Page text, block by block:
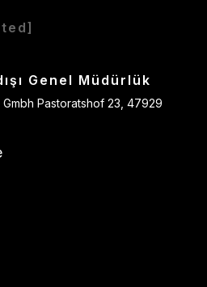
Genel Müdürlük
Pastoratshof 23, 47929